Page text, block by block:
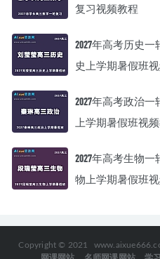
复习视频教程
2027年高考历史
史上学期暑假班
2027年高考政治
上学期暑假班视
2027年高考生物
物上学期暑假班
Copyright © 2021